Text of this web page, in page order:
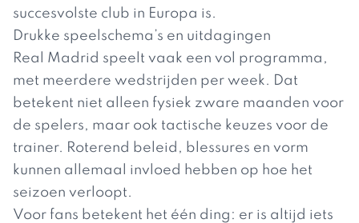
succesvolste club in Europa is.
Drukke speelschema’s en uitdagingen
Real Madrid speelt vaak een vol programma,
met meerdere wedstrijden per week. Dat
betekent niet alleen fysiek zware maanden voor
de spelers, maar ook tactische keuzes voor de
trainer. Roterend beleid, blessures en vorm
kunnen allemaal invloed hebben op hoe het
seizoen verloopt.
Voor fans betekent het één ding: er is altijd iets